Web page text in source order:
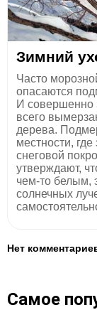
​Зимний
Часто
опасаются
И совершенно
всего
дерева.
местности,
снеговой
утверждают,
чем-то белым,
солнечных
Нет
Самое